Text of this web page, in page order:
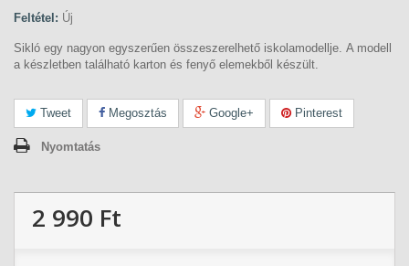
Feltétel: Új
Sikló egy nagyon egyszerűen összeszerelhető iskolamodellje. A modell
a készletben található karton és fenyő elemekből készült.
Tweet Megosztás Google+ Pinterest
Nyomtatás
2 990 Ft‎